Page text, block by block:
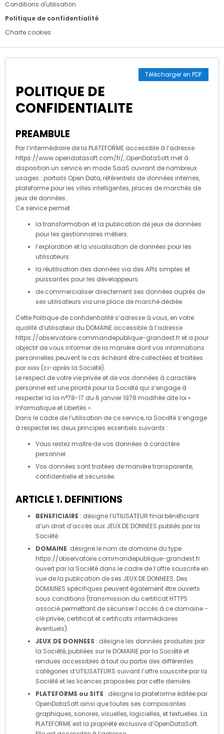
Conditions d'utilisation
Politique de confidentialité
Charte cookies
Télécharger en PDF
POLITIQUE DE
CONFIDENTIALITE
PREAMBULE
Par l’intermédiaire de la PLATEFORME accessible à l’adresse
https://www.opendatasoft.com/fr/, OpenDataSoft met à
disposition un service en mode SaaS ouvrant de nombreux
usages : portails Open Data, référentiels de données internes,
plateforme pour les villes intelligentes, places de marchés de
jeux de données…
Ce service permet :
la transformation et la publication de jeux de données
pour les gestionnaires métiers.
l’exploration et la visualisation de données pour les
utilisateurs.
la réutilisation des données via des APIs simples et
puissantes pour les développeurs.
de commercialiser directement ses données auprès de
ses utilisateurs via une place de marché dédiée.
Cette Politique de confidentialité s’adresse à vous, en votre
qualité d’utilisateur du DOMAINE accessible à l’adresse
https://observatoire.commandepublique-grandest.fr et a pour
objectif de vous informer de la manière dont vos informations
personnelles peuvent le cas échéant être collectées et traitées
par xxxx (ci-après la Société).
Le respect de votre vie privée et de vos données à caractère
personnel est une priorité pour la Société qui s’engage à
respecter la loi n°78-17 du 6 janvier 1978 modifiée dite loi «
Informatique et Libertés ».
Dans le cadre de l’utilisation de ce service, la Société s’engage
à respecter les deux principes essentiels suivants :
Vous restez maître de vos données à caractère
personnel.
Vos données sont traitées de manière transparente,
confidentielle et sécurisée.
ARTICLE 1. DEFINITIONS
BENEFICIAIRE : désigne l’UTILISATEUR final bénéficiant
d’un droit d’accès aux JEUX DE DONNEES publiés par la
Société.
DOMAINE: désigne le nom de domaine du type
https://observatoire.commandepublique-grandest.fr
ouvert par la Société dans le cadre de l’offre souscrite en
vue de la publication de ses JEUX DE DONNEES. Des
DOMAINES spécifiques peuvent également être ouverts
sous conditions (transmission du certificat HTTPS
associé permettant de sécuriser l’accès à ce domaine -
clé privée, certificat et certificats intermédiaires
éventuels).
JEUX DE DONNEES : désigne les données produites par
la Société, publiées sur le DOMAINE par la Société et
rendues accessibles à tout ou partie des différentes
catégories d’UTILISATEURS suivant l’offre souscrite par la
Société et les licences proposées par cette dernière.
PLATEFORME ou SITE : désigne la plateforme éditée par
OpenDataSoft ainsi que toutes ses composantes
graphiques, sonores, visuelles, logicielles, et textuelles. La
PLATEFORME est la propriété exclusive d’OpenDataSoft.